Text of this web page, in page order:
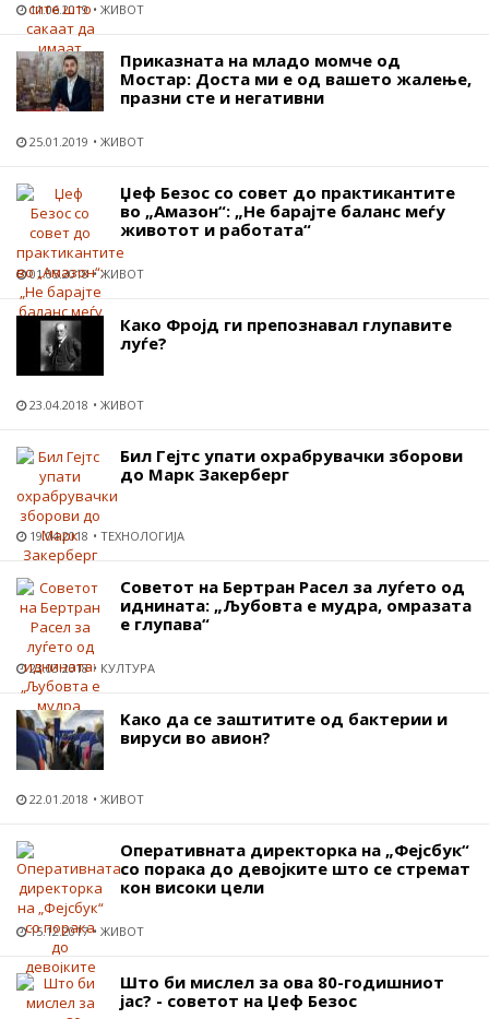
11.06.2019 ЖИВОТ
Приказната на младо момче од
Мостар: Доста ми е од вашето жалење,
празни сте и негативни
25.01.2019 ЖИВОТ
Џеф Безос со совет до практикантите
во „Амазон“: „Не барајте баланс меѓу
животот и работата“
01.05.2018 ЖИВОТ
Како Фројд ги препознавал глупавите
луѓе?
23.04.2018 ЖИВОТ
Бил Гејтс упати охрабрувачки зборови
до Марк Закерберг
19.04.2018 ТЕХНОЛОГИЈА
Советот на Бертран Расел за луѓето од
иднината: „Љубовта е мудра, омразата
е глупава“
23.03.2018 КУЛТУРА
Kaко да се заштитите од бактерии и
вируси во авион?
22.01.2018 ЖИВОТ
Оперативната директорка на „Фејсбук“
со порака до девојките што се стремат
кон високи цели
15.12.2017 ЖИВОТ
Што би мислел за ова 80-годишниот
јас? - советот на Џеф Безос